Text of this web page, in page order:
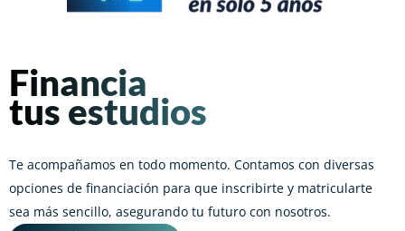
Financia
tus estudios
Te acompañamos en todo momento. Contamos con diversas
opciones de financiación para que inscribirte y matricularte
sea más sencillo, asegurando tu futuro con nosotros.